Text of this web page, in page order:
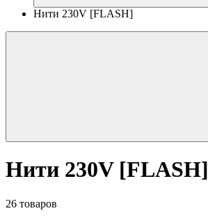
Нити 230V [FLASH]
Нити 230V [FLASH]
26 товаров